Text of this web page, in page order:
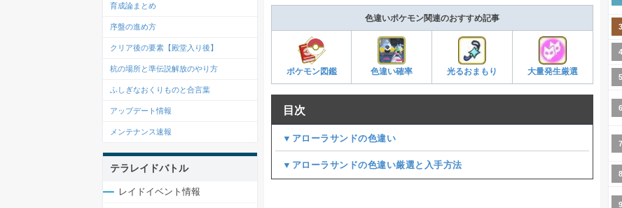
色違いポケモン関連のおすすめ記事
ポケモン図鑑 色違い確率 光るおまもり 大量発生厳選
目次
▼アローラサンドの色違い
▼アローラサンドの色違い厳選と入手方法
育成論まとめ
序盤の進め方
クリア後の要素【殿堂入り後】
杭の場所と準伝説解放のやり方
ふしぎなおくりものと合言葉
アップデート情報
メンテナンス速報
テラレイドバトル
レイドイベント情報